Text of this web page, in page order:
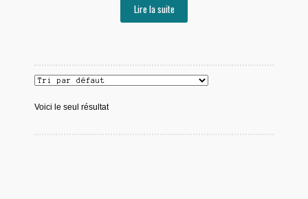
Lire la suite
Voici le seul résultat